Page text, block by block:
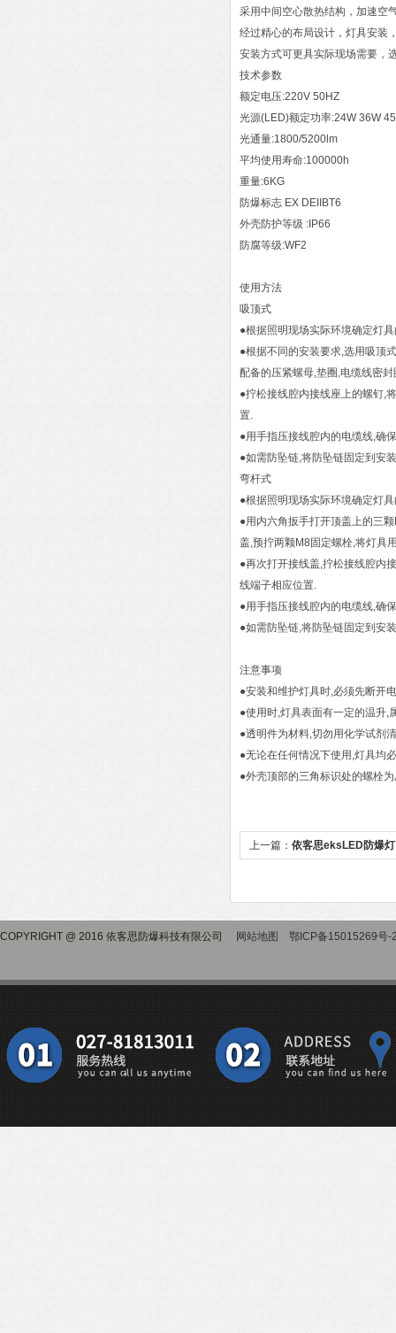
采用中间空心散热结构，加速空
经过精心的布局设计，灯具安装
安装方式可更具实际现场需要，
技术参数
额定电压:220V 50HZ
光源(LED)额定功率:24W 36W
光通量:1800/5200lm
平均使用寿命:100000h
重量:6KG
防爆标志 EX DEIIBT6
外壳防护等级 :IP66
防腐等级:WF2
使用方法
吸顶式
●根据照明现场实际环境确定灯
●根据不同的安装要求,选用吸顶
配备的压紧螺母,垫圈,电缆线密
●拧松接线腔内接线座上的螺钉,
置.
●用手指压接线腔内的电缆线,确
●如需防坠链,将防坠链固定到安
弯杆式
●根据照明现场实际环境确定灯
●用内六角扳手打开顶盖上的三
盖,预拧两颗M8固定螺栓,将灯具
●再次打开接线盖,拧松接线腔内
线端子相应位置.
●用手指压接线腔内的电缆线,确
●如需防坠链,将防坠链固定到安
注意事项
●安装和维护灯具时,必须先断开
●使用时,灯具表面有一定的温升,
●透明件为材料,切勿用化学试剂
●无论在任何情况下使用,灯具均
●外壳顶部的三角标识处的螺栓
上一篇： 依客思eksLED防爆灯
COPYRIGHT @ 2016 依客思防爆科技有限公司 网站地图 鄂ICP备15015269号-